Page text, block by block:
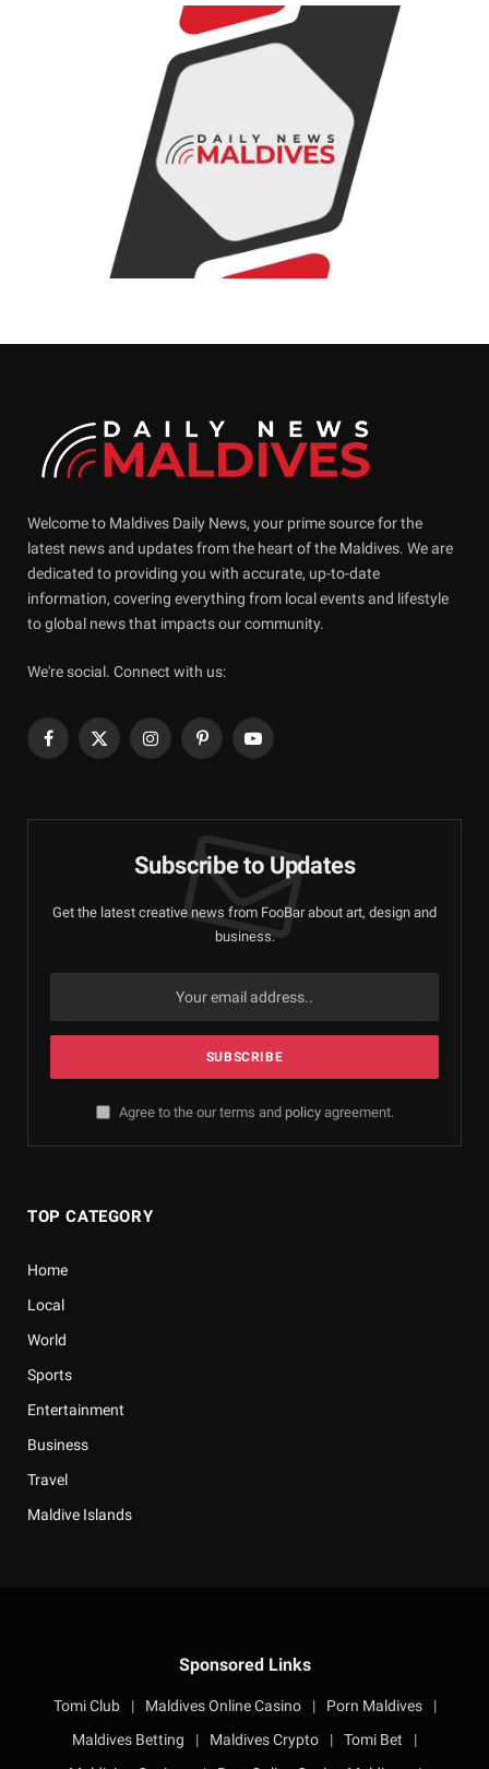
Welcome to Maldives Daily News, your prime source for the
latest news and updates from the heart of the Maldives. We are
dedicated to providing you with accurate, up-to-date
information, covering everything from local events and lifestyle
to global news that impacts our community.
We're social. Connect with us:
Facebook
X
InstagramPinterestYouTube
Subscribe to Updates
Get the latest creative news from FooBar about art, design and
business.
Agree to the our terms and policyagreement.
TOP CATEGORY
Home
Local
World
Sports
Entertainment
Business
Travel
Maldive Islands
Sponsored Links
Tomi Club | Maldives Online Casino | Porn Maldives
|
Maldives Betting
| Maldives Crypto | Tomi Bet
|